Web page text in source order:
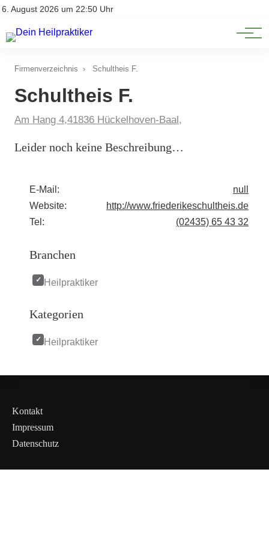
6. August 2026 um 22:50 Uhr
Impressum
Natürliche Medizin
Heilpflanzen & Kräuterkunde
Firmenverzeichnis › Schultheis F.
Schultheis F.
Am Hang 4,41836 Hückelhoven-Baal,
Leider noch keine Beschreibung…
E-Mail:
null
Website:
http://www.friederikeschultheis.de
Tel:
(02435) 65 43 32
Branchen
Heilpraktiker
Kategorien
Heilpraktiker
Kontakt
Impressum
Datenschutz